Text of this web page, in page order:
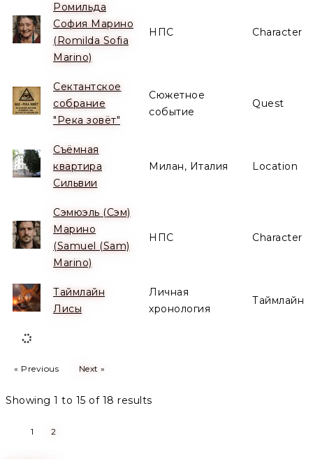
Ромильда
София Марино
(Romilda Sofia
Marino)
НПС Character
Сектантское
собрание
"Река зовёт"
Сюжетное
событие
Quest
Съёмная
квартира
Сильвии
Милан, Италия Location
Сэмюэль (Сэм)
Марино
(Samuel (Sam)
Marino)
НПС Character
Таймлайн
Лисы
Личная
хронология
Таймлайн
« Previous Next »
Showing 1 to 15 of 18 results
1 2